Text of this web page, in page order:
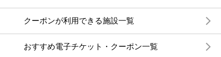
クーポンが利用できる施設一覧
おすすめ電子チケット・クーポン一覧